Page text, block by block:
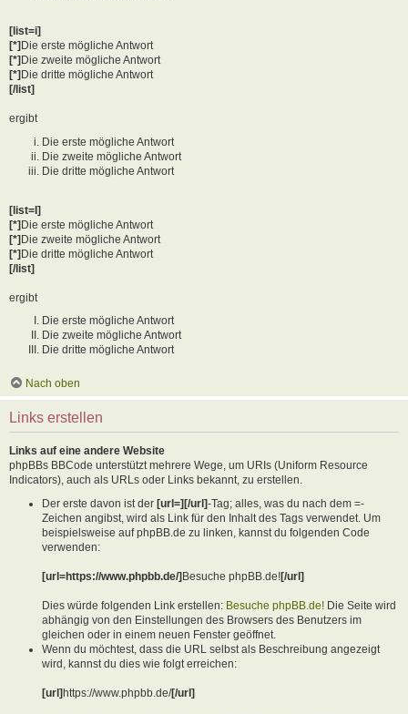
[list=i]
[*] Die erste mögliche Antwort
[*] Die zweite mögliche Antwort
[*] Die dritte mögliche Antwort
[/list]
ergibt
Die erste mögliche Antwort
Die zweite mögliche Antwort
Die dritte mögliche Antwort
[list=I]
[*]Die erste mögliche Antwort
[*]Die zweite mögliche Antwort
[*]Die dritte mögliche Antwort
[/list]
ergibt
Die erste mögliche Antwort
Die zweite mögliche Antwort
Die dritte mögliche Antwort
Nach oben
Links erstellen
Links auf eine andere Website
phpBBs BBCode unterstützt mehrere Wege, um URIs (Uniform Resource
Indicators), auch als URLs oder Links bekannt, zu erstellen.
Der erste davon ist der [url=][/url]-Tag; alles, was du nach dem =-
Zeichen angibst, wird als Link für den Inhalt des Tags verwendet. Um
beispielsweise auf phpBB.de zu linken, kannst du folgenden Code
verwenden:
[url=https://www.phpbb.de/]Besuche phpBB.de![/url]
Dies würde folgenden Link erstellen: Besuche phpBB.de! Die Seite wird
abhängig von den Einstellungen des Browsers des Benutzers im
gleichen oder in einem neuen Fenster geöffnet.
Wenn du möchtest, dass die URL selbst als Beschreibung angezeigt
wird, kannst du dies wie folgt erreichen:
[url]https://www.phpbb.de/[/url]